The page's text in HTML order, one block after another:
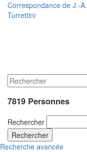
Correspondance de J.-A.
Turrettini
7819 Personnes
Rechercher
Rechercher
Recherche avancée